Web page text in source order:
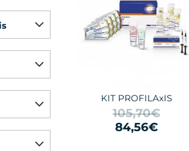
KIT PROFILAxIS
105,70€
84,56€